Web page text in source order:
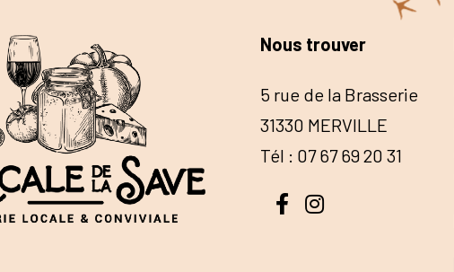
Nous trouver
5 rue de la Brasserie
31330 MERVILLE
Tél : 07 67 69 20 31